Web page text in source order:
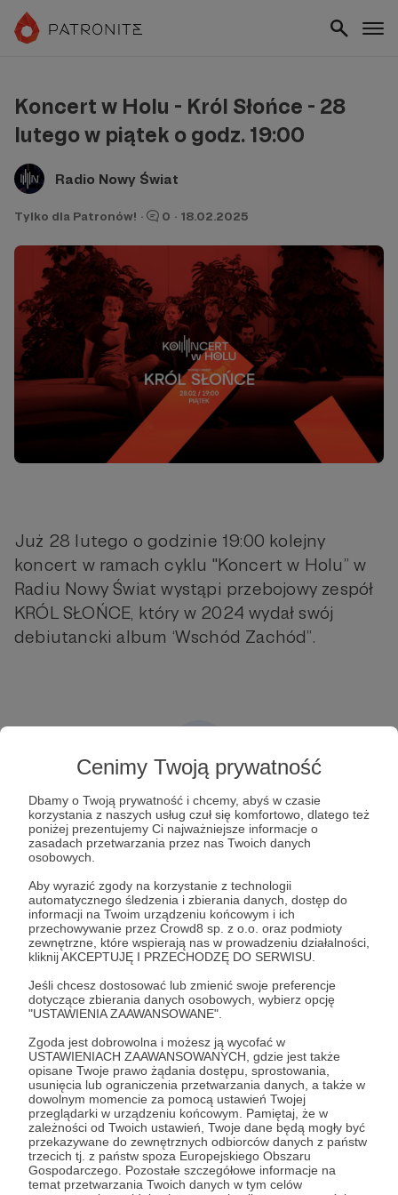
Cenimy Twoją prywatność
Dbamy o Twoją prywatność i chcemy, abyś w czasie
korzystania z naszych usług czuł się komfortowo, dlatego też
poniżej prezentujemy Ci najważniejsze informacje o
zasadach przetwarzania przez nas Twoich danych
osobowych.
Aby wyrazić zgody na korzystanie z technologii
automatycznego śledzenia i zbierania danych, dostęp do
informacji na Twoim urządzeniu końcowym i ich
przechowywanie przez Crowd8 sp. z o.o. oraz podmioty
zewnętrzne, które wspierają nas w prowadzeniu działalności,
kliknij AKCEPTUJĘ I PRZECHODZĘ DO SERWISU.
Jeśli chcesz dostosować lub zmienić swoje preferencje
dotyczące zbierania danych osobowych, wybierz opcję
"USTAWIENIA ZAAWANSOWANE".
Zgoda jest dobrowolna i możesz ją wycofać w
USTAWIENIACH ZAAWANSOWANYCH, gdzie jest także
opisane Twoje prawo żądania dostępu, sprostowania,
usunięcia lub ograniczenia przetwarzania danych, a także w
dowolnym momencie za pomocą ustawień Twojej
przeglądarki w urządzeniu końcowym. Pamiętaj, że w
zależności od Twoich ustawień, Twoje dane będą mogły być
przekazywane do zewnętrznych odbiorców danych z państw
trzecich tj. z państw spoza Europejskiego Obszaru
Gospodarczego. Pozostałe szczegółowe informacje na
temat przetwarzania Twoich danych w tym celów
Koncert w Holu - Król Słońce - 28
lutego w piątek o godz. 19:00
Radio Nowy Świat
Tylko dla Patronów! · 0 · 18.02.2025
Już 28 lutego o godzinie 19:00 kolejny
koncert w ramach cyklu "Koncert w Holu” w
Radiu Nowy Świat wystąpi przebojowy zespół
KRÓL SŁOŃCE, który w 2024 wydał swój
debiutancki album ‘Wschód Zachód”.
Post dostępny tylko dla Patronów
Aby zobaczyć ten materiał musisz być zalogowany
Zostań Patronem
Zaloguj się
Udostępnij
Radio Nowy Świat
Zobacz profil autora